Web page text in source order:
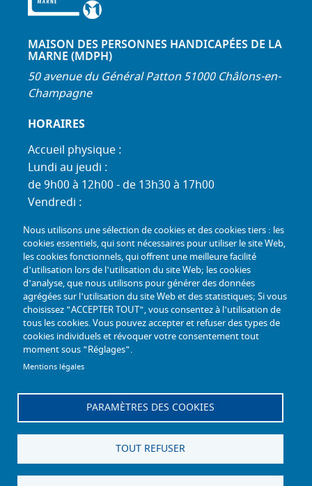
MAISON DES PERSONNES HANDICAPÉES DE LA
MARNE (MDPH)
50 avenue du Général Patton 51000 Châlons-en-
Champagne
HORAIRES
Accueil physique :
Lundi au jeudi :
de 9h00 à 12h00 - de 13h30 à 17h00
Vendredi :
Standard téléphonique :
Lundi au jeudi :
de 9h00 à 12h30 - de 13h30 à 17h00
Vendredi :
de 9h00 à 12h30 - de 13h30 à 16h30
TÉL :+33 (0) 3 26 26 06 06
COURRIEL : accueil@mdph51.fr
Nous utilisons une sélection de cookies et des cookies tiers : les
cookies essentiels, qui sont nécessaires pour utiliser le site Web,
les cookies fonctionnels, qui offrent une meilleure facilité
d'utilisation lors de l'utilisation du site Web; les cookies
d'analyse, que nous utilisons pour générer des données
agrégées sur l'utilisation du site Web et des statistiques; Si vous
choisissez "ACCEPTER TOUT", vous consentez à l'utilisation de
tous les cookies. Vous pouvez accepter et refuser des types de
cookies individuels et révoquer votre consentement tout
moment sous "Réglages".
Mentions légales
PARAMÈTRES DES COOKIES
TOUT REFUSER
Offres d'emploi
Accessibilité - Conformité partielle
Gestion des cookies
Mentions légales
Facebook
Instagram